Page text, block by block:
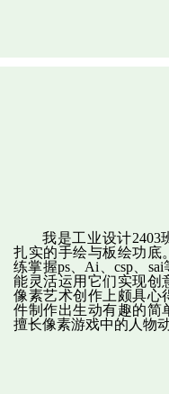
我是工业设计2403
扎实的手绘与板绘功底。
练掌握ps、Ai、csp、sai
能灵活运用它们实现创
像素艺术创作上颇具心
件制作出生动有趣的简
擅长像素游戏中的人物